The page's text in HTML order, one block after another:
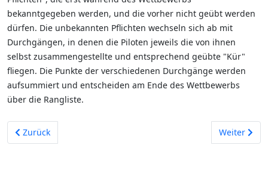
bekanntgegeben werden, und die vorher nicht geübt werden
dürfen. Die unbekannten Pflichten wechseln sich ab mit
Durchgängen, in denen die Piloten jeweils die von ihnen
selbst zusammengestellte und entsprechend geübte "Kür"
fliegen. Die Punkte der verschiedenen Durchgänge werden
aufsummiert und entscheiden am Ende des Wettbewerbs
über die Rangliste.
Vorheriger Beitrag: Segelfliegen
Zurück Nächster
Weiter